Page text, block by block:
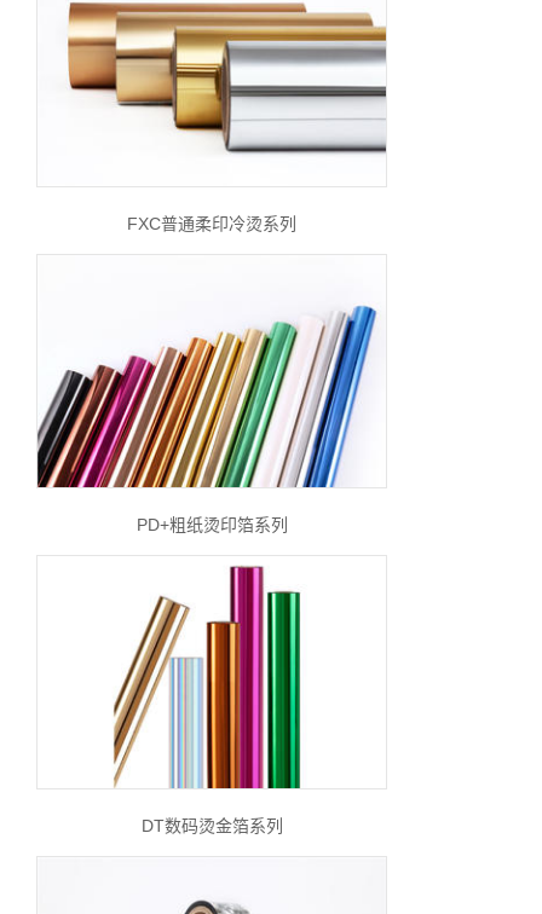
FXC普通柔印冷烫系列
PD+粗纸烫印箔系列
DT数码烫金箔系列